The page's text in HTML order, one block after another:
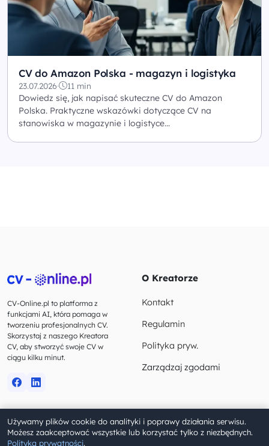
CV do Amazon Polska - magazyn i logistyka
23.07.2026· 11 min
Dowiedz się, jak napisać skuteczne CV do Amazon
Polska. Praktyczne wskazówki dotyczące CV na
stanowiska w magazynie i logistyce...
CV-Online.pl to platforma z
funkcjami AI, która pomaga w
tworzeniu profesjonalnych CV.
Skorzystaj z naszego Kreatora
CV, aby stworzyć swoje CV w
ciągu kilku minut.
O Kreatorze
Kontakt
Regulamin
Polityka pryw.
Zarządzaj zgodami
© 2023-2026 CV-Online.pl. Wszelkie prawa zastrzeżone.
Używamy plików cookie do analityki i poprawy działania serwisu.
Możesz zaakceptować wszystkie lub korzystać tylko z niezbędnych.
Polityka prywatności.